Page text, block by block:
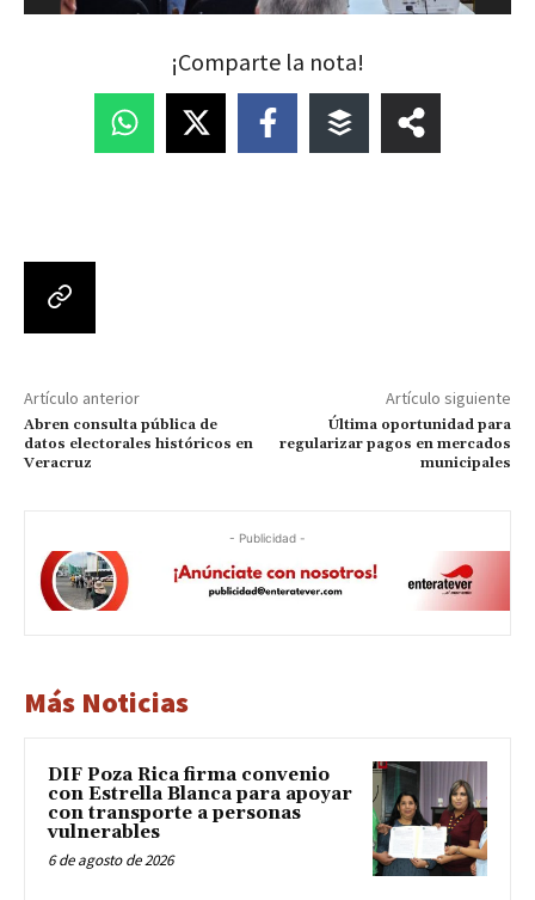
¡Comparte la nota!
Artículo anterior
Abren consulta pública de
datos electorales históricos en
Veracruz
Artículo siguiente
Última oportunidad para
regularizar pagos en mercados
municipales
- Publicidad -
Más Noticias
DIF Poza Rica firma convenio
con Estrella Blanca para apoyar
con transporte a personas
vulnerables
6 de agosto de 2026